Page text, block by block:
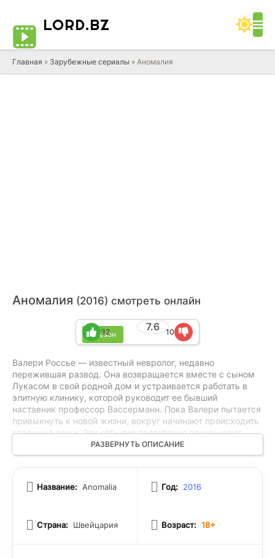
LORD.BZ
Главная » Зарубежные сериалы » Аномалия
Аномалия (2016) смотреть онлайн
1 сезон
7.6
32 10
Валери Россье — известный невролог, недавно
пережившая развод. Она возвращается вместе с сыном
Лукасом в свой родной дом и устраивается работать в
элитную клинику, которой руководит ее бывший
наставник профессор Вассерманн. Пока Валери пытается
привыкнуть к новой жизни, вокруг начинают происходить
странные вещи. Эти события постепенно раскрывают
тайны ее происхождения и трагические моменты из
истории ее семьи. С каждым днем Валери все глубже
РАЗВЕРНУТЬ ОПИСАНИЕ
Название: Anomalia
Страна: Швейцария
Год: 2016
Возраст: 18+